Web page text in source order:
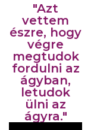
"Azt
vettem
észre, hogy
végre
megtudok
fordulni az
ágyban,
letudok
ülni az
ágyra."